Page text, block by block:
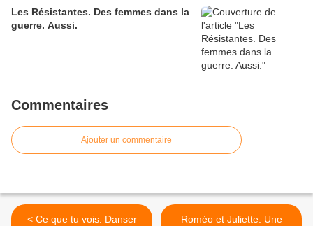
Les Résistantes. Des femmes dans la
guerre. Aussi.
Commentaires
Ajouter un commentaire
< Ce que tu vois. Danser
Roméo et Juliette. Une